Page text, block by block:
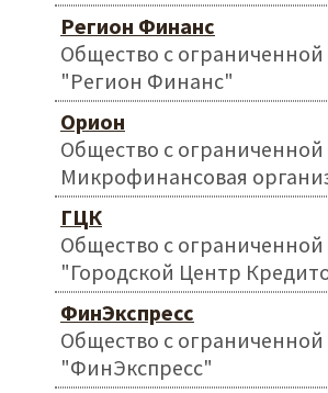
Регион Финанс
Общество с
"Регион Финанс"
Орион
Общество с
Микрофинансовая
ГЦК
Общество с
"Городской Центр
ФинЭкспресс
Общество с
"ФинЭкспресс"